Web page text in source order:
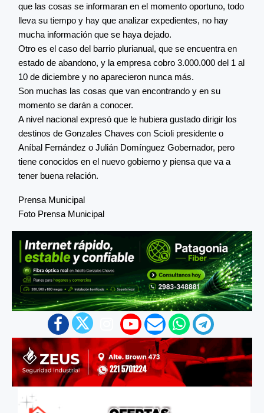
que las cosas se informaran en el momento oportuno, todo
lleva su tiempo y hay que analizar expedientes, no hay
mucha información que se haya dejado.
Otro es el caso del barrio plurianual, que se encuentra en
estado de abandono, y la empresa cobro 3.000.000 del 1 al
10 de diciembre y no aparecieron nunca más.
Son muchas las cosas que van encontrando y en su
momento se darán a conocer.
A nivel nacional expresó que le hubiera gustado dirigir los
destinos de Gonzales Chaves con Scioli presidente o
Aníbal Fernández o Julián Domínguez Gobernador, pero
tiene conocidos en el nuevo gobierno y piensa que va a
tener buena relación.
Prensa Municipal
Foto Prensa Municipal